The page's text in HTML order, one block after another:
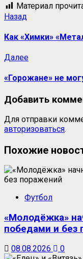
Материал
Назад
Как «Химки»
Далее
«Горожане» не
Добавить
Для отправки
авторизоваться.
Похожие
Футбол
«Молодёжка»
победами и без
08.08.2026 0